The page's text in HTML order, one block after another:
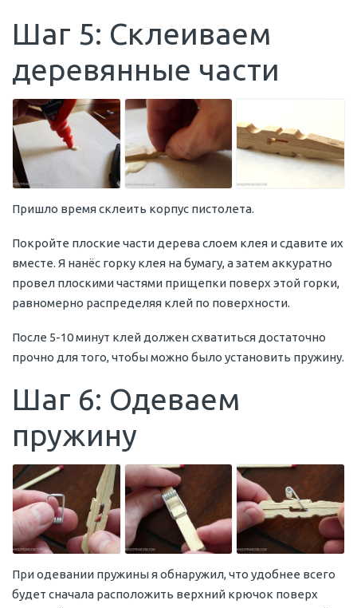
Шаг 5: Склеиваем
деревянные части
Пришло время склеить корпус пистолета.
Покройте плоские части дерева слоем клея и сдавите их
вместе. Я нанёс горку клея на бумагу, а затем аккуратно
провел плоскими частями прищепки поверх этой горки,
равномерно распределяя клей по поверхности.
После 5-10 минут клей должен схватиться достаточно
прочно для того, чтобы можно было установить пружину.
Шаг 6: Одеваем
пружину
При одевании пружины я обнаружил, что удобнее всего
будет сначала расположить верхний крючок поверх